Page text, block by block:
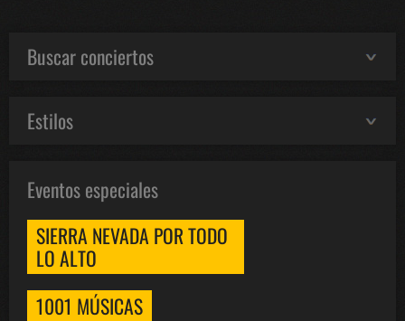
Buscar conciertos
Estilos
Eventos especiales
SIERRA NEVADA POR TODO
LO ALTO
1001 MÚSICAS